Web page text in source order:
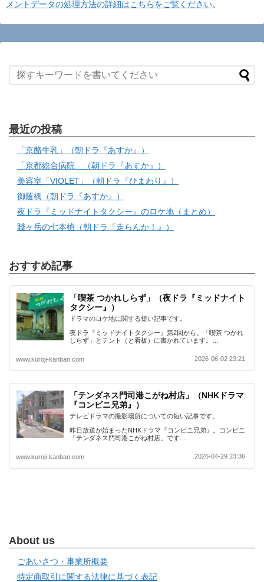
メントデータの処理方法の詳細はこちらをご覧ください。
最近の投稿
「京酪牛乳」（朝ドラ『あすか』）
「京都総合病院」（朝ドラ『あすか』）
美容室「VIOLET」（朝ドラ『ひまわり』）
御蔭橋（朝ドラ『あすか』）
夜ドラ『ミッドナイトタクシー』のロケ地（まとめ）
賤ヶ岳の七本槍（朝ドラ『走らんか！』）
おすすめ記事
「喫茶 つかれしらず」（夜ドラ『ミッドナイト
タクシー』）
ドラマのロケ地に関する短い記事です。
夜ドラ『ミッドナイトタクシー』第2回から。「喫茶 つかれ
しらず」とテント（と看板）に書かれています。…
www.kuroji-kanban.com 2026-06-02 23:21
「テンダネス門司港こがね村店」（NHKドラマ
『コンビニ兄弟』）
テレビドラマの撮影場所についての短い記事です。
昨日放送が始まったNHKドラマ『コンビニ兄弟』。コンビニ
「テンダネス門司港こがね村店」です…
www.kuroji-kanban.com 2026-04-29 23:36
About us
ごあいさつ・事業所概要
特定商取引に関する法律に基づく表記